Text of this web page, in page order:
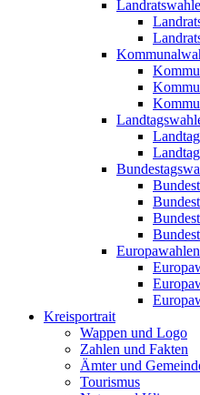
Europawahlen
Kreisportrait
Wappen und Logo
Zahlen und Fakten
Ämter und
Tourismus